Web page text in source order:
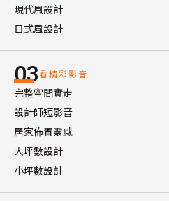
現代風設計
日式風設計
03看精彩影音
完整空間實走
設計師短影音
居家佈置靈感
大坪數設計
小坪數設計